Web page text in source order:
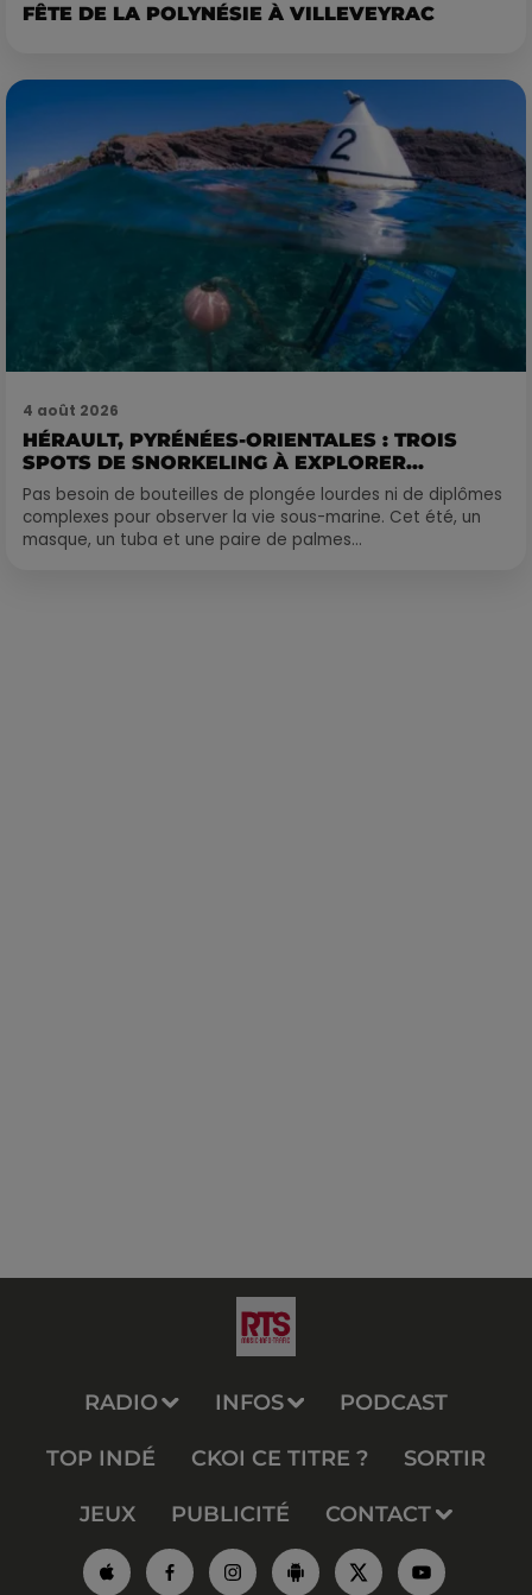
FÊTE DE LA POLYNÉSIE À VILLEVEYRAC
4 août 2026
HÉRAULT, PYRÉNÉES-ORIENTALES : TROIS
SPOTS DE SNORKELING À EXPLORER...
Pas besoin de bouteilles de plongée lourdes ni de diplômes
complexes pour observer la vie sous-marine. Cet été, un
masque, un tuba et une paire de palmes...
RADIO INFOS PODCAST
TOP INDÉ CKOI CE TITRE ? SORTIR
JEUX PUBLICITÉ CONTACT